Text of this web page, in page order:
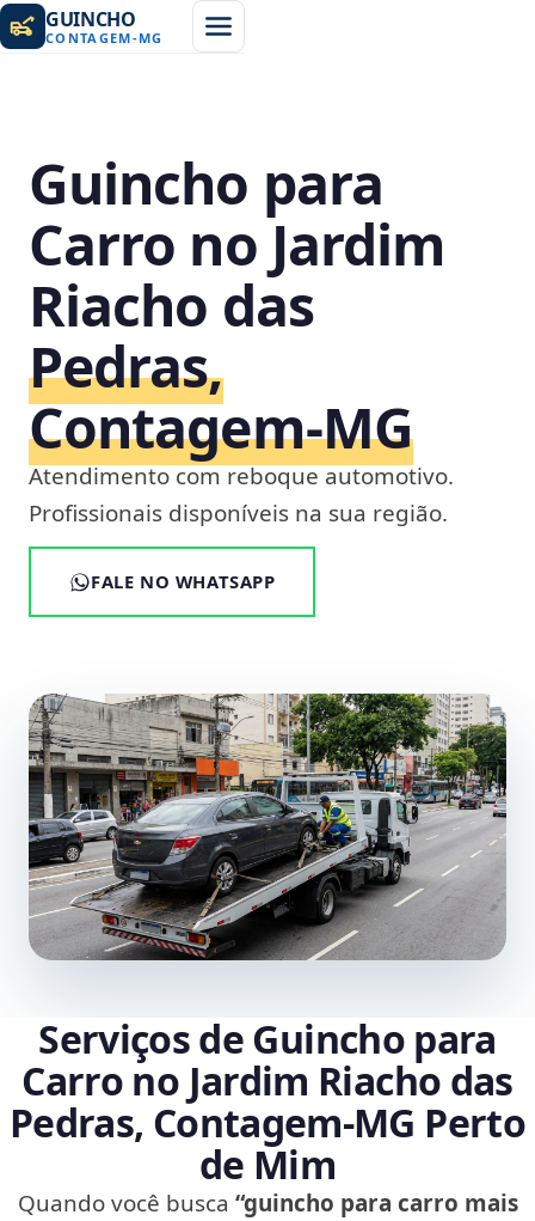
GUINCHO
CONTAGEM-MG
Guincho para
Carro no Jardim
Riacho das
Pedras,
Contagem‑MG
Atendimento com reboque automotivo.
Profissionais disponíveis na sua região.
FALE NO WHATSAPP
Serviços de Guincho para
Carro no Jardim Riacho das
Pedras, Contagem‑MG Perto
de Mim
Quando você busca “guincho para carro mais